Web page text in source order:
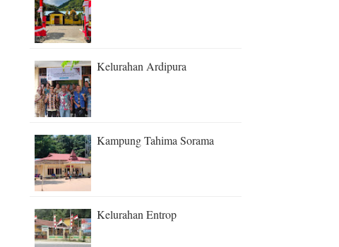
Kelurahan Ardipura
Kampung Tahima Sorama
Kelurahan Entrop